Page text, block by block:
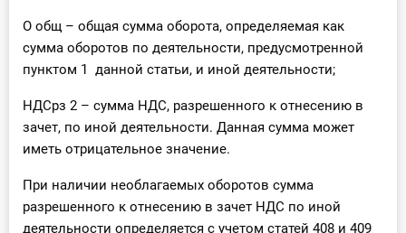
О общ – общая сумма оборота, определяемая как
сумма оборотов по деятельности, предусмотренной
пунктом 1 данной статьи, и иной деятельности;
НДСрз 2 – сумма НДС, разрешенного к отнесению в
зачет, по иной деятельности. Данная сумма может
иметь отрицательное значение.
При наличии необлагаемых оборотов сумма
разрешенного к отнесению в зачет НДС по иной
деятельности определяется с учетом статей 408 и 409